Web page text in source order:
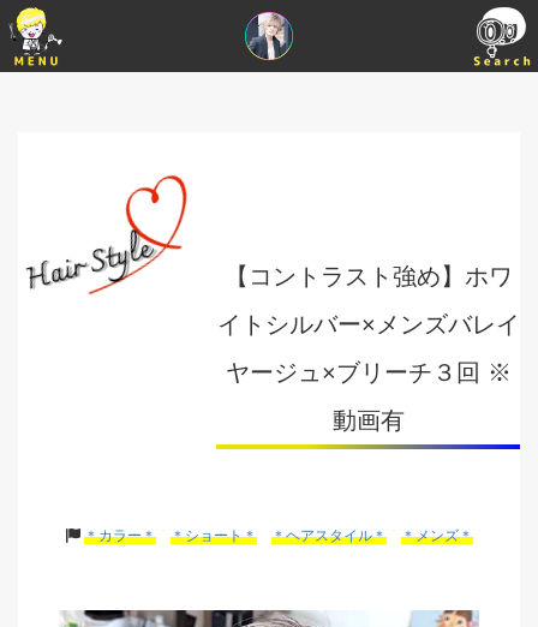
【コントラスト強め】ホワ
イトシルバー×メンズバレイ
ヤージュ×ブリーチ３回 ※
動画有
＊カラー＊ ＊ショート＊ ＊ヘアスタイル＊ ＊メンズ＊